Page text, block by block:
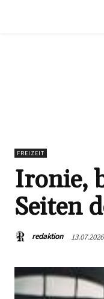
FREIZEIT
Ironie,
Seiten
redaktion 13.07.2026